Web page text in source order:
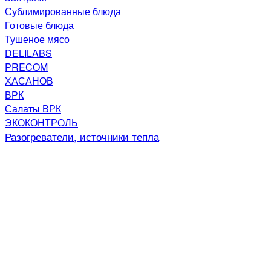
Сублимированные блюда
Готовые блюда
Тушеное мясо
DELILABS
PRECOM
ХАСАНОВ
ВРК
Салаты ВРК
ЭКОКОНТРОЛЬ
Разогреватели, источники тепла